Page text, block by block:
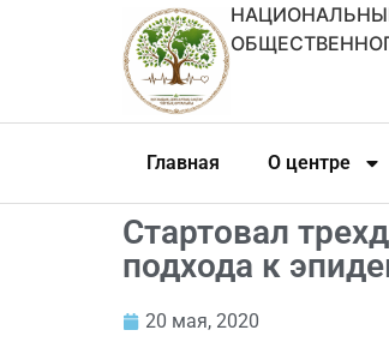
Главная О центре
Стартовал
подхода к
20 мая, 2020